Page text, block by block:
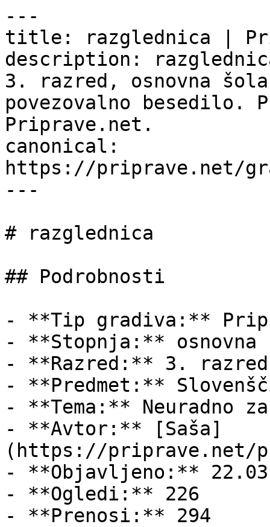
---
title: razglednica |
description:
3. razred, osnovna
povezovalno besedilo.
Priprave.net.
canonical:
https://priprave.net/
---
# razglednica
## Podrobnosti
- **Tip gradiva:**
- **Stopnja:** osnovna
- **Razred:** 3. razred
- **Predmet:**
- **Tema:** Neuradno
- **Avtor:** [Saša]
(https://priprave.net/
- **Objavljeno:**
- **Ogledi:** 226
- **Prenosi:** 294